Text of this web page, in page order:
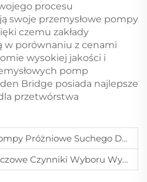
procesu
swoje przemysłowe pompy
czemu zakłady
w porównaniu z cenami
wysokiej jakości i
pomp
Bridge posiada najlepsze
przetwórstwa
Wymagają Mniejszego Serwisowania Niż Pompy Próżniowe Z Uszczelnieniem Olejowym?
Wyboru Wysokiej Jakości Pompy Próżniowej?